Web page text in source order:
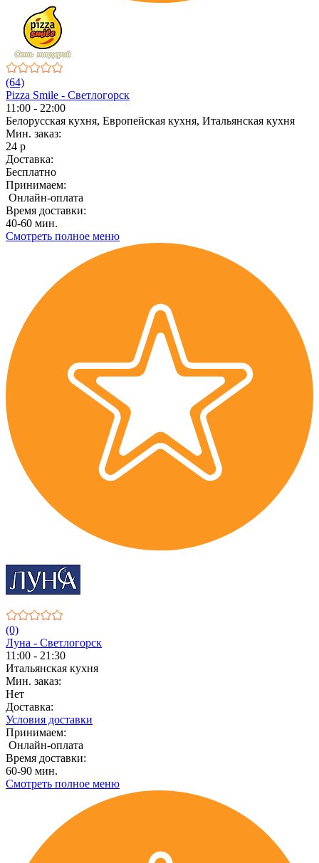
(64)
Pizza Smile - Светлогорск
11:00 - 22:00
Белорусская кухня, Европейская кухня, Итальянская кухня
Мин. заказ:
24 р
Доставка:
Бесплатно
Принимаем:
Онлайн-оплата
Время доставки:
40-60 мин.
Смотреть полное меню
(0)
Луна - Светлогорск
11:00 - 21:30
Итальянская кухня
Мин. заказ:
Нет
Доставка:
Условия доставки
Принимаем:
Онлайн-оплата
Время доставки:
60-90 мин.
Смотреть полное меню